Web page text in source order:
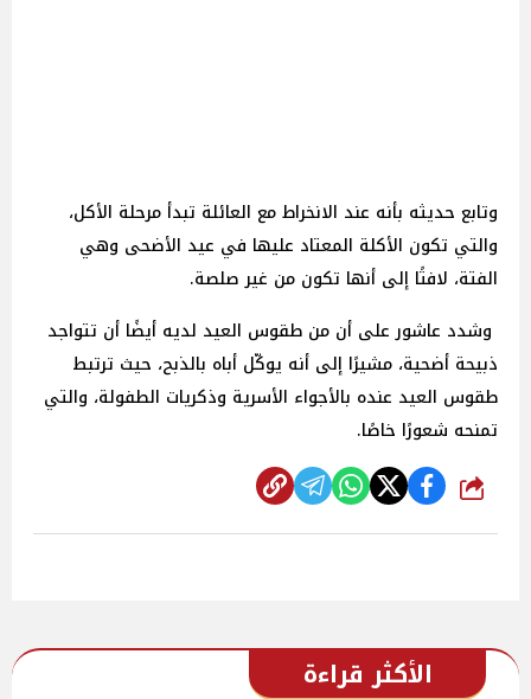
وتابع حديثه بأنه عند الانخراط مع العائلة تبدأ مرحلة الأكل،
والتي تكون الأكلة المعتاد عليها في عيد الأضحى وهي
الفتة، لافتًا إلى أنها تكون من غير صلصة.
وشدد عاشور على أن من طقوس العيد لديه أيضًا أن تتواجد
ذبيحة أضحية، مشيرًا إلى أنه يوكّل أباه بالذبح، حيث ترتبط
طقوس العيد عنده بالأجواء الأسرية وذكريات الطفولة، والتي
تمنحه شعورًا خاصًا.
شارك
الأكثر قراءة